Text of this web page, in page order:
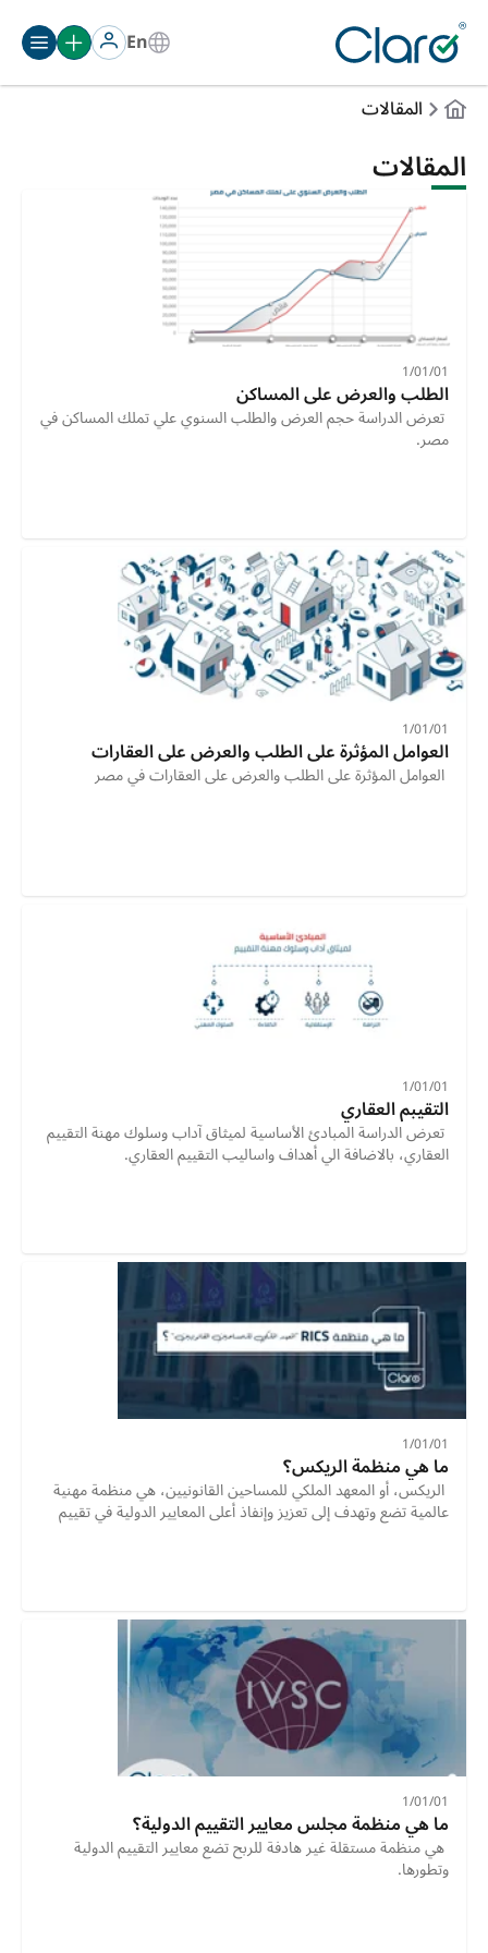
En
المقالات
المقالات
01‏/01‏/1
الطلب والعرض على المساكن
مصر.
01‏/01‏/1
العوامل المؤثرة على الطلب والعرض على العقارات
العوامل المؤثرة على الطلب والعرض على العقارات في مصر
01‏/01‏/1
التقيبم العقاري
العقاري، بالاضافة الي أهداف واساليب التقييم العقاري.
01‏/01‏/1
ما هي منظمة الريكس؟
01‏/01‏/1
ما هي منظمة مجلس معايير التقييم الدولية؟
وتطورها.